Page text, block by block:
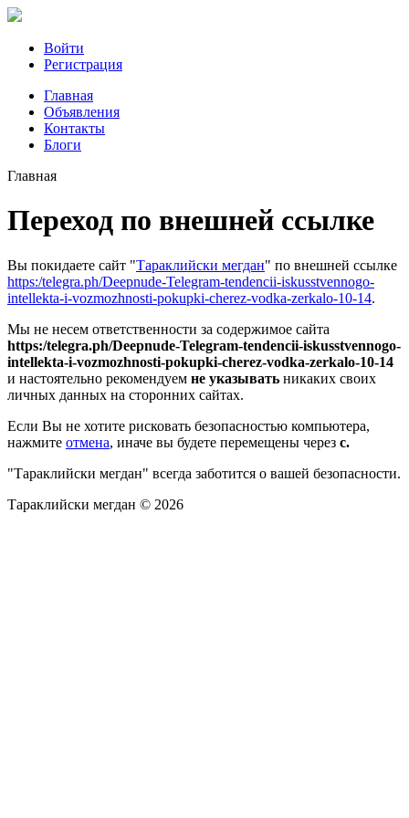
Войти
Регистрация
Главная
Объявления
Контакты
Блоги
Главная
Переход по внешней ссылке
Вы покидаете сайт "Тараклийски мегдан" по внешней ссылке
https:/telegra.ph/Deepnude-Telegram-tendencii-iskusstvennogo-
intellekta-i-vozmozhnosti-pokupki-cherez-vodka-zerkalo-10-14.
Мы не несем ответственности за содержимое сайта
https:/telegra.ph/Deepnude-Telegram-tendencii-iskusstvennogo-
intellekta-i-vozmozhnosti-pokupki-cherez-vodka-zerkalo-10-14
и настоятельно рекомендуем не указывать никаких своих
личных данных на сторонних сайтах.
Если Вы не хотите рисковать безопасностью компьютера,
нажмите отмена, иначе вы будете перемещены через с.
"Тараклийски мегдан" всегда заботится о вашей безопасности.
Тараклийски мегдан © 2026